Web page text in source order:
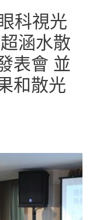
科視光
涵水散
表會 並
和散光